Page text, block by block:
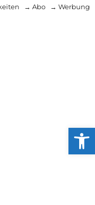
→ Abo → Werbung